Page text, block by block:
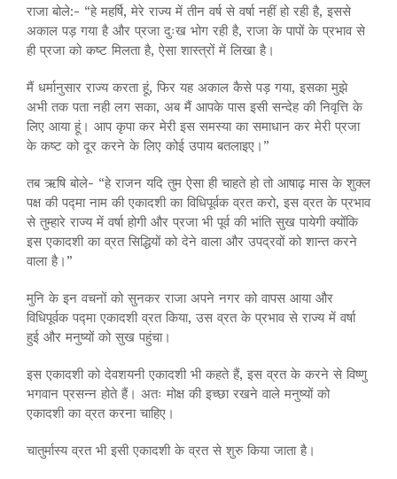
राजा बोले:- “हे महर्षि, मेरे राज्य में तीन वर्ष से वर्षा नहीं हो रही है, इससे
अकाल पड़ गया है और प्रजा दुःख भोग रही है, राजा के पापों के प्रभाव से
ही प्रजा को कष्ट मिलता है, ऐसा शास्त्रों में लिखा है।
मैं धर्मानुसार राज्य करता हूं, फिर यह अकाल कैसे पड़ गया, इसका मुझे
अभी तक पता नही लग सका, अब मैं आपके पास इसी सन्देह की निवृत्ति के
लिए आया हूं। आप कृपा कर मेरी इस समस्या का समाधान कर मेरी प्रजा
के कष्ट को दूर करने के लिए कोई उपाय बतलाइए।”
तब ऋषि बोले- “हे राजन यदि तुम ऐसा ही चाहते हो तो आषाढ़ मास के शुक्ल
पक्ष की पद्मा नाम की एकादशी का विधिपूर्वक व्रत करो, इस व्रत के प्रभाव
से तुम्हारे राज्य में वर्षा होगी और प्रजा भी पूर्व की भांति सुख पायेगी क्योंकि
इस एकादशी का व्रत सिद्धियों को देने वाला और उपद्रवों को शान्त करने
वाला है।”
मुनि के इन वचनों को सुनकर राजा अपने नगर को वापस आया और
विधिपूर्वक पद्मा एकादशी व्रत किया, उस व्रत के प्रभाव से राज्य में वर्षा
हुई और मनुष्यों को सुख पहुंचा।
इस एकादशी को देवशयनी एकादशी भी कहते हैं, इस व्रत के करने से विष्णु
भगवान प्रसन्न होते हैं। अतः मोक्ष की इच्छा रखने वाले मनुष्यों को
एकादशी का व्रत करना चाहिए।
चातुर्मास्य व्रत भी इसी एकादशी के व्रत से शुरु किया जाता है।